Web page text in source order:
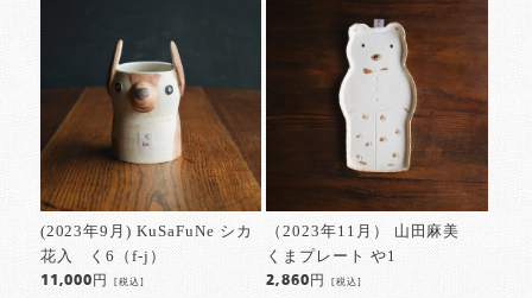
(2023年9月) KuSaFuNe シカ
花入 く6（f-j）
11,000円[税込]
（2023年11月） 山田麻美
くまプレート や1
2,860円 [税込]